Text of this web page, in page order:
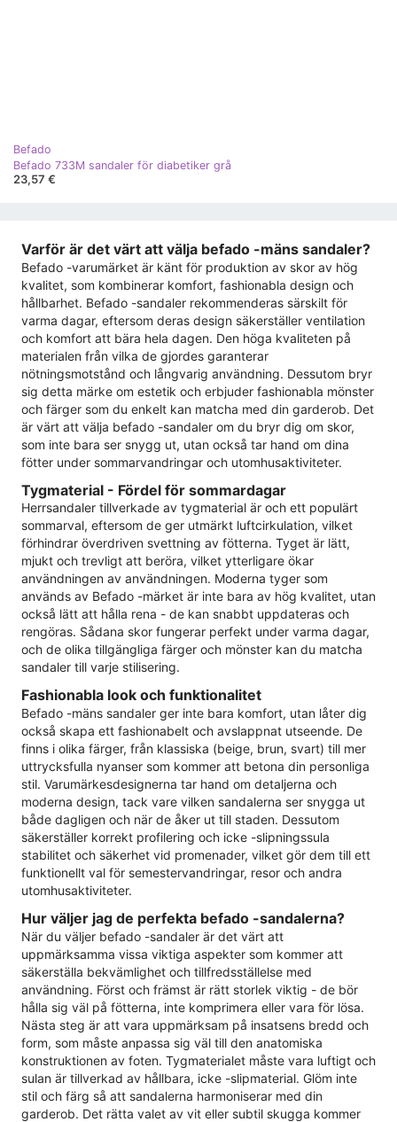
Befado
Befado 733M sandaler för diabetiker grå
23,57 €
Varför är det värt att välja befado -mäns sandaler?
Befado -varumärket är känt för produktion av skor av hög
kvalitet, som kombinerar komfort, fashionabla design och
hållbarhet. Befado -sandaler rekommenderas särskilt för
varma dagar, eftersom deras design säkerställer ventilation
och komfort att bära hela dagen. Den höga kvaliteten på
materialen från vilka de gjordes garanterar
nötningsmotstånd och långvarig användning. Dessutom bryr
sig detta märke om estetik och erbjuder fashionabla mönster
och färger som du enkelt kan matcha med din garderob. Det
är värt att välja befado -sandaler om du bryr dig om skor,
som inte bara ser snygg ut, utan också tar hand om dina
fötter under sommarvandringar och utomhusaktiviteter.
Tygmaterial - Fördel för sommardagar
Herrsandaler tillverkade av tygmaterial är och ett populärt
sommarval, eftersom de ger utmärkt luftcirkulation, vilket
förhindrar överdriven svettning av fötterna. Tyget är lätt,
mjukt och trevligt att beröra, vilket ytterligare ökar
användningen av användningen. Moderna tyger som
används av Befado -märket är inte bara av hög kvalitet, utan
också lätt att hålla rena - de kan snabbt uppdateras och
rengöras. Sådana skor fungerar perfekt under varma dagar,
och de olika tillgängliga färger och mönster kan du matcha
sandaler till varje stilisering.
Fashionabla look och funktionalitet
Befado -mäns sandaler ger inte bara komfort, utan låter dig
också skapa ett fashionabelt och avslappnat utseende. De
finns i olika färger, från klassiska (beige, brun, svart) till mer
uttrycksfulla nyanser som kommer att betona din personliga
stil. Varumärkesdesignerna tar hand om detaljerna och
moderna design, tack vare vilken sandalerna ser snygga ut
både dagligen och när de åker ut till staden. Dessutom
säkerställer korrekt profilering och icke -slipningssula
stabilitet och säkerhet vid promenader, vilket gör dem till ett
funktionellt val för semestervandringar, resor och andra
utomhusaktiviteter.
Hur väljer jag de perfekta befado -sandalerna?
När du väljer befado -sandaler är det värt att
uppmärksamma vissa viktiga aspekter som kommer att
säkerställa bekvämlighet och tillfredsställelse med
användning. Först och främst är rätt storlek viktig - de bör
hålla sig väl på fötterna, inte komprimera eller vara för lösa.
Nästa steg är att vara uppmärksam på insatsens bredd och
form, som måste anpassa sig väl till den anatomiska
konstruktionen av foten. Tygmaterialet måste vara luftigt och
sulan är tillverkad av hållbara, icke -slipmaterial. Glöm inte
stil och färg så att sandalerna harmoniserar med din
garderob. Det rätta valet av vit eller subtil skugga kommer